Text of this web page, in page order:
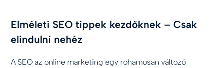
Elméleti SEO tippek kezdőknek – Csak
elindulni nehéz
A SEO az online marketing egy rohamosan változó